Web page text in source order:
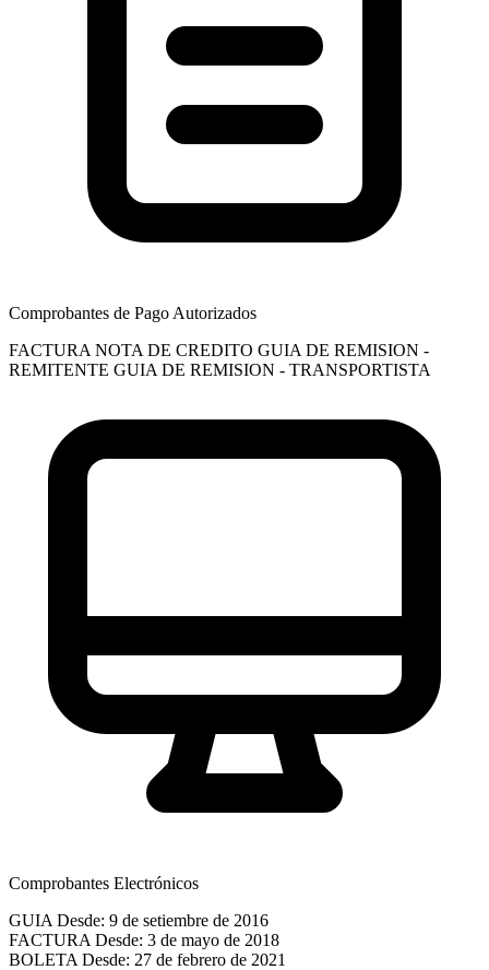
Comprobantes de Pago Autorizados
FACTURA NOTA DE CREDITO GUIA DE REMISION -
REMITENTE GUIA DE REMISION - TRANSPORTISTA
Comprobantes Electrónicos
GUIA Desde: 9 de setiembre de 2016
FACTURA Desde: 3 de mayo de 2018
BOLETA Desde: 27 de febrero de 2021